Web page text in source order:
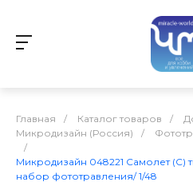
Главная / Каталог товаров /
Микродизайн (Россия)
/
/
Микродизайн 048221 Самолет (С)
набор фототравления/ 1/48